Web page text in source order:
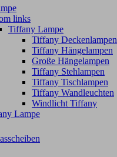
links
Tiffany Lampe
Tiffany Deckenlampen
Tiffany Hängelampen
Große Hängelampen
Tiffany Stehlampen
Tiffany Tischlampen
Tiffany Wandleuchten
Windlicht Tiffany
Lampe